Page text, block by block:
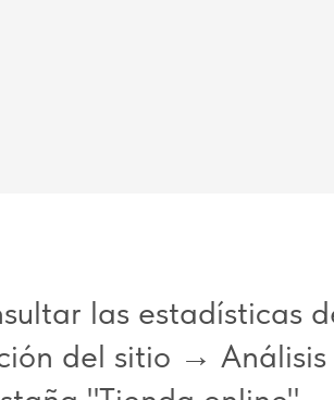
las estadísticas
del sitio →